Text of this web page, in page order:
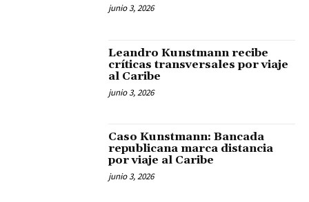
junio 3, 2026
Leandro Kunstmann recibe
críticas transversales por viaje
al Caribe
junio 3, 2026
Caso Kunstmann: Bancada
republicana marca distancia
por viaje al Caribe
junio 3, 2026